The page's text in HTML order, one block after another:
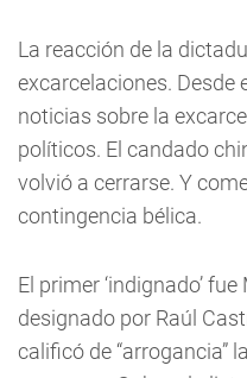
La reacción de la
excarcelaciones. Desde
noticias sobre la
políticos. El candado
volvió a cerrarse. Y
contingencia bélica.
El primer ‘indignado’
designado por Raúl
calificó de “arrogancia”